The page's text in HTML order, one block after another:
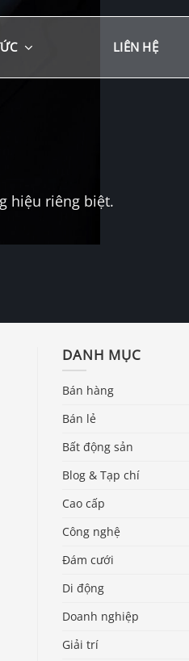
LIÊN HỆ
hiệu riêng biệt.
DANH MỤC
Bán hàng
Bán lẻ
Bất động sản
Blog & Tạp chí
Cao cấp
Công nghệ
Đám cưới
Di động
Doanh nghiệp
Giải trí